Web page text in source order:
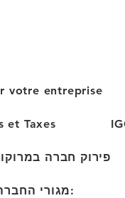
votre entreprise
et Taxes
פירוק חברה במרוקו
מגורי החברה במרוקו: